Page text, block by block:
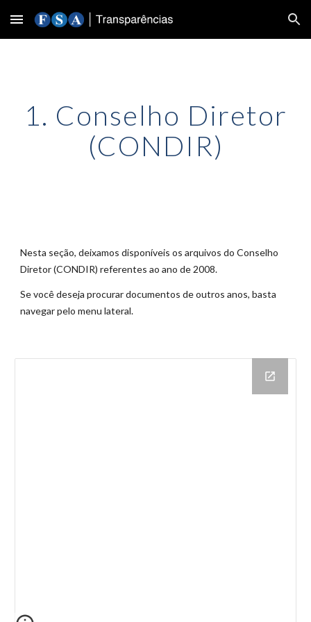
Skip to main content Skip to navigation
1. Conselho Diretor
(CONDIR)
Nesta seção, deixamos disponíveis os arquivos do Conselho
Diretor (CONDIR) referentes ao ano de 2008.
Se você deseja procurar documentos de outros anos, basta
navegar pelo menu lateral.